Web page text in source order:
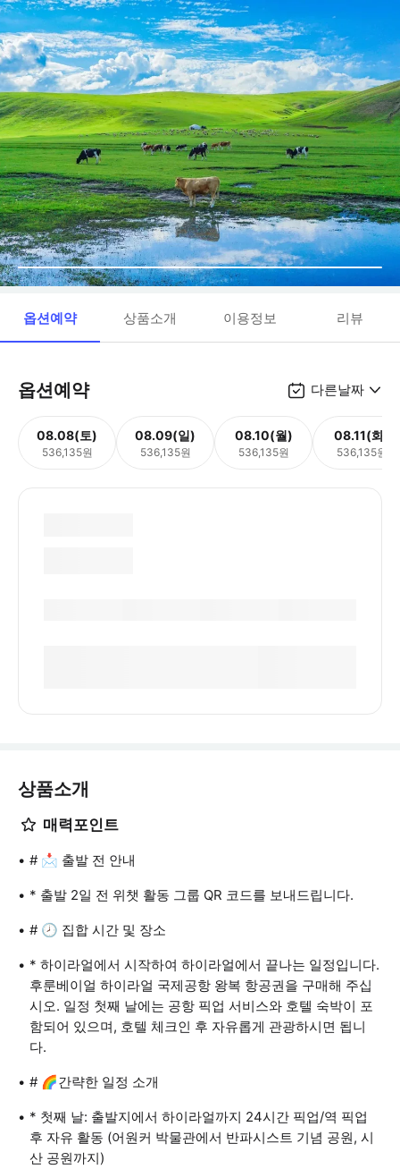
옵션예약 상품소개 이용정보 리뷰
옵션예약 다른날짜
08.08(토)
536,135원
08.09(일)
536,135원
08.10(월)
536,135원
08.11(화)
536,135원
상품소개
매력포인트
# 📩 출발 전 안내
* 출발 2일 전 위챗 활동 그룹 QR 코드를 보내드립니다.
# 🕗 집합 시간 및 장소
* 하이라얼에서 시작하여 하이라얼에서 끝나는 일정입니다.
후룬베이얼 하이라얼 국제공항 왕복 항공권을 구매해 주십
시오. 일정 첫째 날에는 공항 픽업 서비스와 호텔 숙박이 포
함되어 있으며, 호텔 체크인 후 자유롭게 관광하시면 됩니
다.
# 🌈간략한 일정 소개
* 첫째 날: 출발지에서 하이라얼까지 24시간 픽업/역 픽업
후 자유 활동 (어원커 박물관에서 반파시스트 기념 공원, 시
산 공원까지)